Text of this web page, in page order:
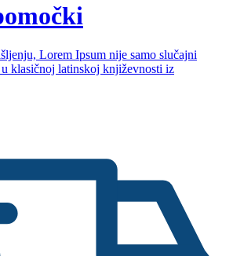
Lorem Ipsum nije samo slučajni
klasičnoj latinskoj književnosti iz